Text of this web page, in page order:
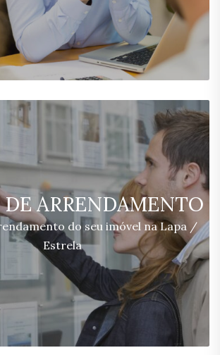
DE ARRENDAMENTO
do seu imóvel na Lapa /
Estrela